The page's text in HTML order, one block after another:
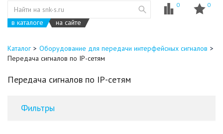
в каталоге на сайте
0 0
Каталог
Оборудование для передачи интерфейсных сигналов
Передача сигналов по IP-сетям
Передача сигналов по IP-сетям
Фильтры